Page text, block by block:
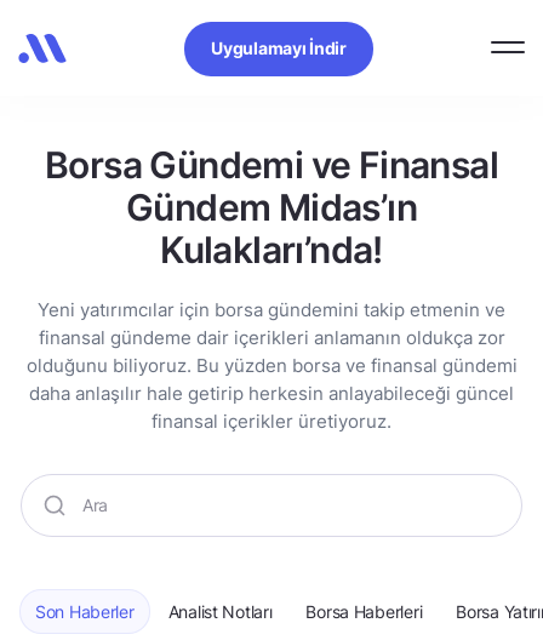
Uygulamayı İndir
Borsa Gündemi ve Finansal
Gündem Midas’ın
Kulakları’nda!
Yeni yatırımcılar için borsa gündemini takip etmenin ve
finansal gündeme dair içerikleri anlamanın oldukça zor
olduğunu biliyoruz. Bu yüzden borsa ve finansal gündemi
daha anlaşılır hale getirip herkesin anlayabileceği güncel
finansal içerikler üretiyoruz.
Son Haberler Analist Notları Borsa Haberleri Borsa